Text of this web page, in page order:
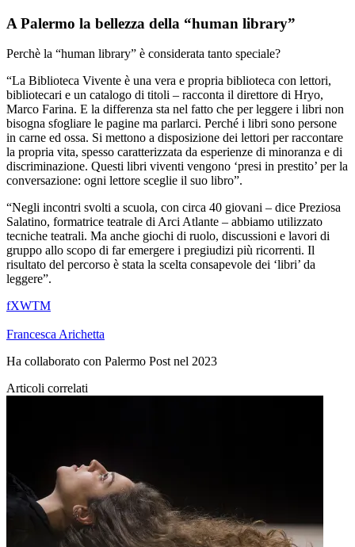
A Palermo la bellezza della “human library”
Perchè la “human library” è considerata tanto speciale?
“La Biblioteca Vivente è una vera e propria biblioteca con lettori,
bibliotecari e un catalogo di titoli – racconta il direttore di Hryo,
Marco Farina. E la differenza sta nel fatto che per leggere i libri non
bisogna sfogliare le pagine ma parlarci. Perché i libri sono persone
in carne ed ossa. Si mettono a disposizione dei lettori per raccontare
la propria vita, spesso caratterizzata da esperienze di minoranza e di
discriminazione. Questi libri viventi vengono ‘presi in prestito’ per la
conversazione: ogni lettore sceglie il suo libro”.
“Negli incontri svolti a scuola, con circa 40 giovani – dice Preziosa
Salatino, formatrice teatrale di Arci Atlante – abbiamo utilizzato
tecniche teatrali. Ma anche giochi di ruolo, discussioni e lavori di
gruppo allo scopo di far emergere i pregiudizi più ricorrenti. Il
risultato del percorso è stata la scelta consapevole dei ‘libri’ da
leggere”.
fXWTM
Francesca Arichetta
Ha collaborato con Palermo Post nel 2023
Articoli correlati